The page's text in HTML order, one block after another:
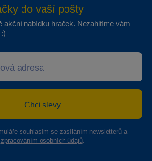
do vaší pošty
akční nabídku hraček. Nezahltíme vám
Chci slevy
souhlasím se zasíláním newsletterů a
zpracováním osobních údajů.